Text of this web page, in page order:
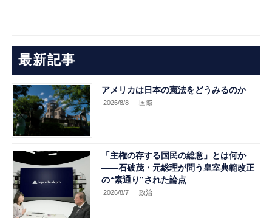
最新記事
アメリカは日本の憲法をどうみるのか
2026/8/8 .国際
「主権の存する国民の総意」とは何か
――石破茂・元総理が問う皇室典範改正
の“素通り”された論点
2026/8/7 .政治